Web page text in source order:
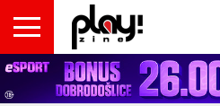
VESTI
MAGAZIN
PLAY!RETRO
PLAY!CAST
PLAY!CON
PLAY!BIZ
INSIDER
OPISI
IGARA
DOMAĆA
SCENA
INTERVJUI
GADGETS
FILM
& TV
KOLUMNE